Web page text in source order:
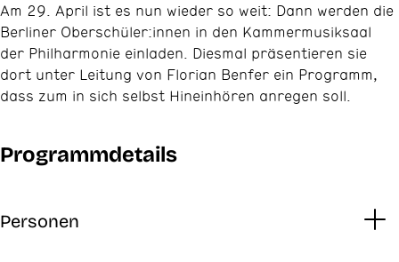
Am 29. April ist es nun wieder so weit: Dann werden die
Berliner Oberschüler:innen in den Kammermusiksaal
der Philharmonie einladen. Diesmal präsentieren sie
dort unter Leitung von Florian Benfer ein Programm,
dass zum in sich selbst Hineinhören anregen soll.
Programmdetails
Personen